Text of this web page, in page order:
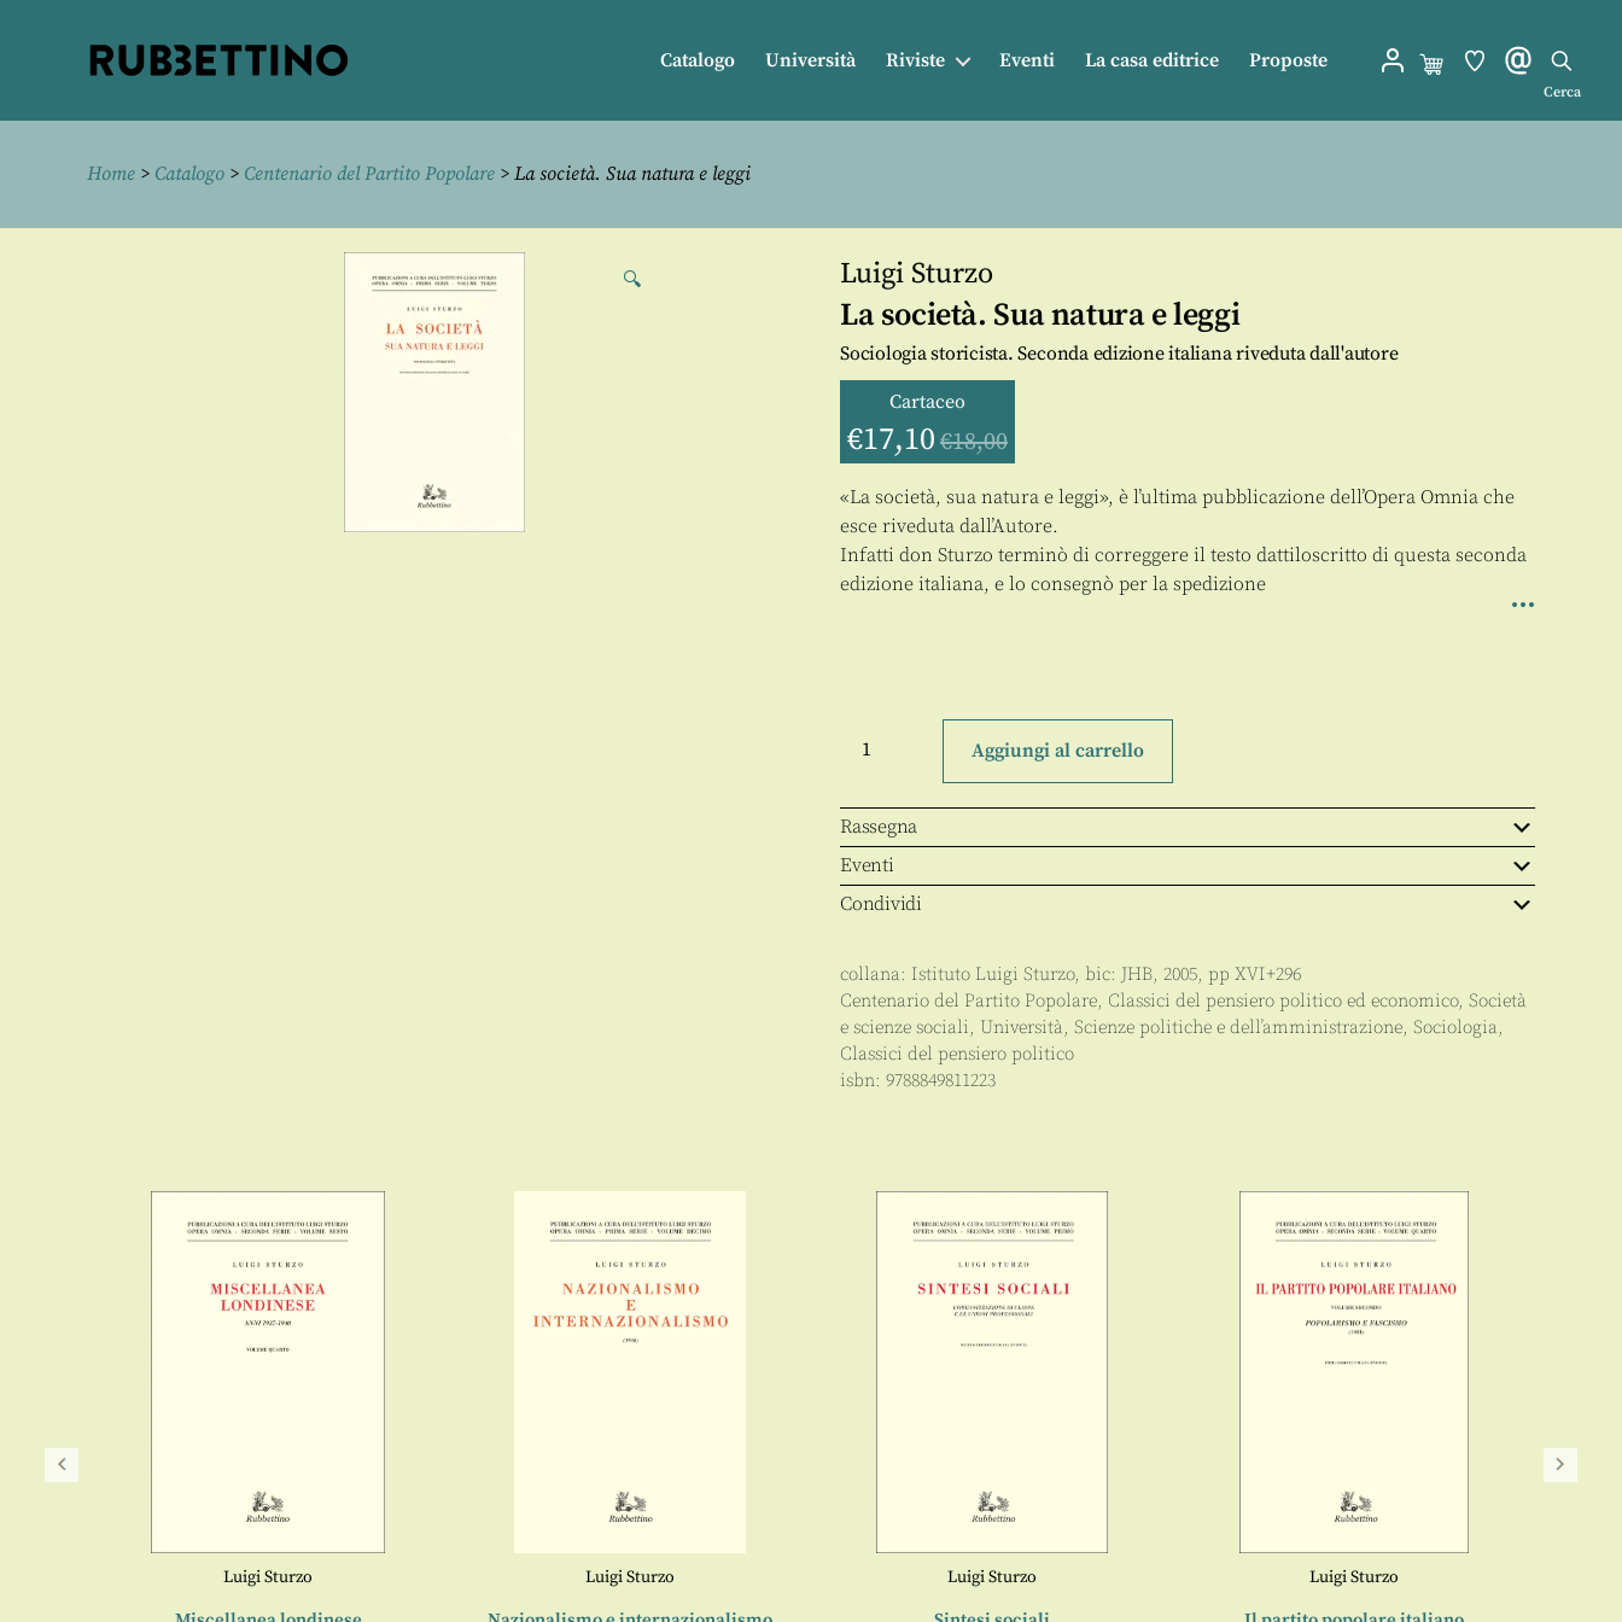
Catalogo Università Riviste Eventi La casa editrice Proposte
Cerca
Home > Catalogo > Centenario del Partito Popolare > La società. Sua natura e leggi
🔍 Luigi Sturzo
La società. Sua natura e leggi
Sociologia storicista. Seconda edizione italiana riveduta dall'autore
Cartaceo
€17,10 €18,00
«La società, sua natura e leggi», è l’ultima pubblicazione dell’Opera Omnia che
esce riveduta dall’Autore.
Infatti don Sturzo terminò di correggere il testo dattiloscritto di questa seconda
edizione italiana, e lo consegnò per la spedizione
società.
e
leggi
quantità
Aggiungi al carrello
Rassegna
Eventi
Condividi
collana: Istituto Luigi Sturzo, bic: JHB, 2005, pp XVI+296
Centenario del Partito Popolare, Classici del pensiero politico ed economico, Società
e scienze sociali, Università, Scienze politiche e dell’amministrazione, Sociologia,
Classici del pensiero politico
isbn: 9788849811223
Luigi Sturzo Luigi Sturzo Luigi Sturzo Luigi Sturzo